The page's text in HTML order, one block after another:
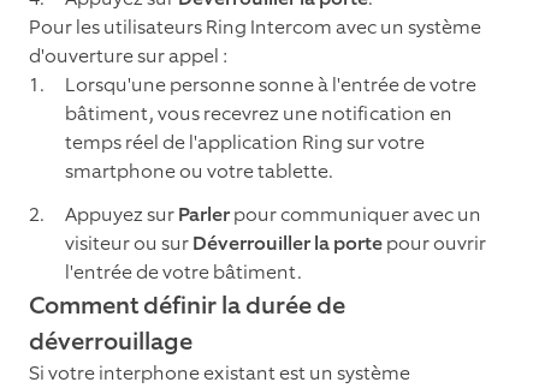
Pour les utilisateurs Ring Intercom avec un système
d'ouverture sur appel :
Lorsqu'une personne sonne à l'entrée de votre
bâtiment, vous recevrez une notification en
temps réel de l'application Ring sur votre
smartphone ou votre tablette.
Appuyez surParlerpour communiquer avec un
visiteur ou surDéverrouiller la portepour ouvrir
l'entrée de votre bâtiment.
Comment définir la durée de
déverrouillage
Si votre interphone existant est un système